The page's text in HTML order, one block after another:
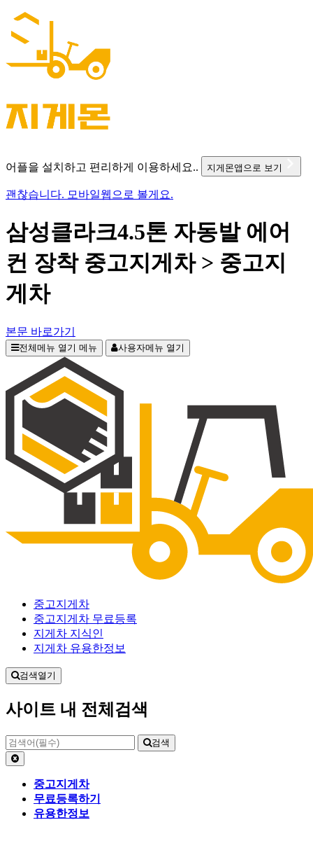
어플을 설치하고 편리하게 이용하세요.. 지게몬앱으로 보기
괜찮습니다. 모바일웹으로 볼게요.
삼성클라크4.5톤 자동발 에어
컨 장착 중고지게차 > 중고지
게차
본문 바로가기
전체메뉴 열기 메뉴 사용자메뉴 열기
중고지게차
중고지게차 무료등록
지게차 지식인
지게차 유용한정보
검색열기
사이트 내 전체검색
검색
중고지게차
무료등록하기
유용한정보